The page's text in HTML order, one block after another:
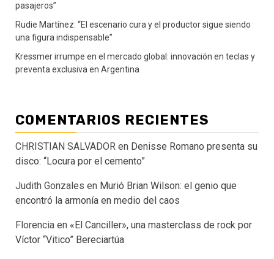
pasajeros”
Rudie Martínez: “El escenario cura y el productor sigue siendo
una figura indispensable”
Kressmer irrumpe en el mercado global: innovación en teclas y
preventa exclusiva en Argentina
COMENTARIOS RECIENTES
CHRISTIAN SALVADOR en Denisse Romano presenta su
disco: “Locura por el cemento”
Judith Gonzales en Murió Brian Wilson: el genio que
encontró la armonía en medio del caos
Florencia en «El Canciller», una masterclass de rock por
Víctor “Vitico” Bereciartúa